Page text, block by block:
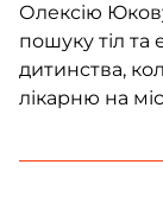
Олексію
пошуку тіл та
дитинства,
лікарню на
старих могил.